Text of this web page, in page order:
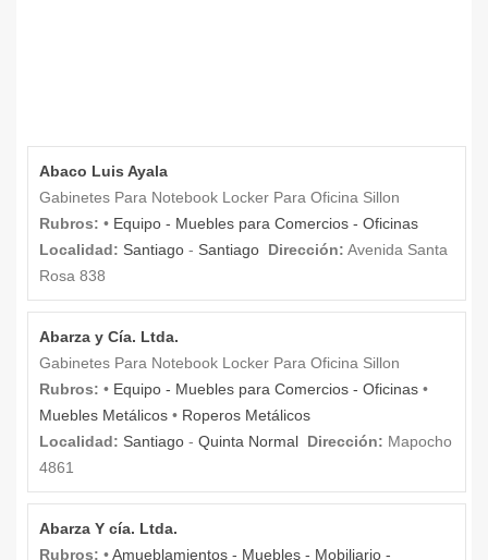
Abaco Luis Ayala
Gabinetes Para Notebook Locker Para Oficina Sillon
Rubros: • Equipo - Muebles para Comercios - Oficinas
Localidad: Santiago - Santiago Dirección: Avenida Santa
Rosa 838
Abarza y Cía. Ltda.
Gabinetes Para Notebook Locker Para Oficina Sillon
Rubros: • Equipo - Muebles para Comercios - Oficinas •
Muebles Metálicos • Roperos Metálicos
Localidad: Santiago - Quinta Normal Dirección: Mapocho
4861
Abarza Y cía. Ltda.
Rubros: •Amueblamientos - Muebles - Mobiliario -